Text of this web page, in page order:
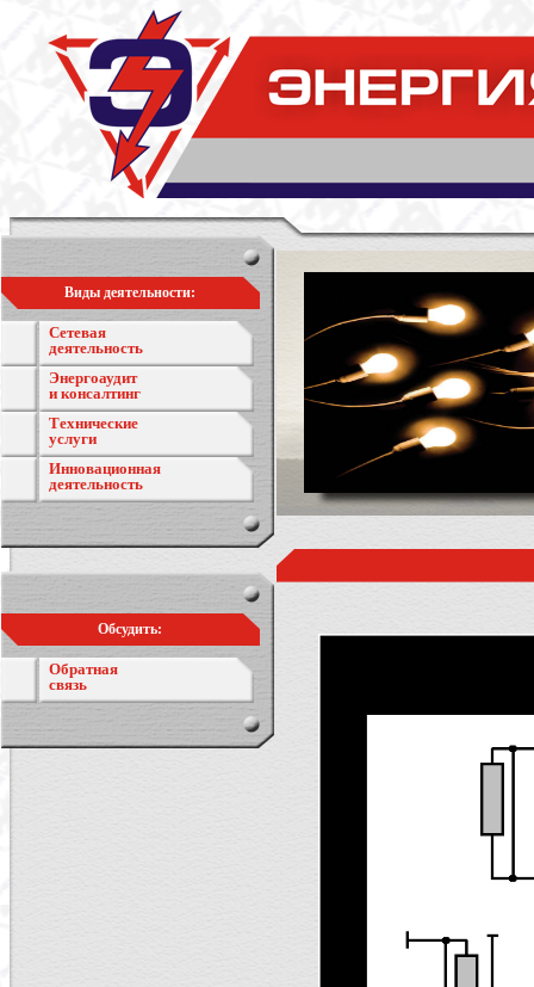
Виды деятельности:
Сетевая
деятельность
Энергоаудит
и консалтинг
Технические
услуги
Инновационная
деятельность
Обсудить:
Обратная
связь